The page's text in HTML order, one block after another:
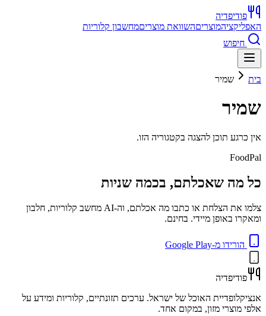
פודיפדיה
האפליקציהמוצריםהשוואת מוצריםמחשבון קלוריות
חיפוש
בית שמיר
שמיר
אין כרגע תוכן להצגה בקטגוריה הזו.
FoodPal
כל מה שאכלתם, בכמה שניות
צלמו את הצלחת או כתבו מה אכלתם, וה-AI מחשב קלוריות, חלבון
ומאקרו באופן מיידי. בחינם.
הורידו מ-Google Play
פודיפדיה
אנציקלופדיית האוכל של ישראל. ערכים תזונתיים, קלוריות ומידע על
אלפי מוצרי מזון, במקום אחד.